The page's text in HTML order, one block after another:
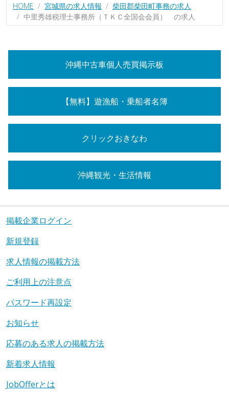
HOME 宮城県の求人情報
柴田郡柴田町事務の求人
中里秀雄税理士事務所（ＴＫＣ全国会会員） の求人
沖縄中古車個人売買掲示板
【無料】遊漁船・乗船者名簿
クリックおきなわ
沖縄観光・生活情報
掲載企業ログイン
新規登録
求人情報の掲載方法
ご利用上の注意点
パスワード再設定
お知らせ
応募のある求人の掲載方法
新着求人情報
JobOfferとは